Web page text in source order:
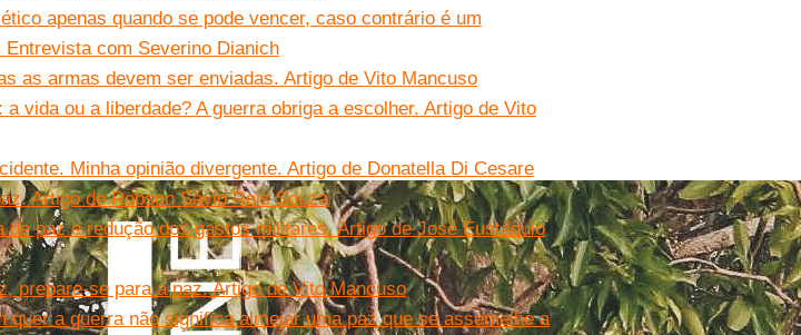
apenas quando se pode vencer, caso contrário é um
Entrevista com Severino Dianich
as armas devem ser enviadas. Artigo de Vito Mancuso
a vida ou a liberdade? A guerra obriga a escolher. Artigo de Vito
Minha opinião divergente. Artigo de Donatella Di Cesare
Artigo de Robson Sávio Reis Souza
de paz e redução dos gastos militares. Artigo de José Eustáquio
prepare-se para a paz. Artigo de Vito Mancuso
quer a guerra não significa almejar uma paz que se assemelhe a